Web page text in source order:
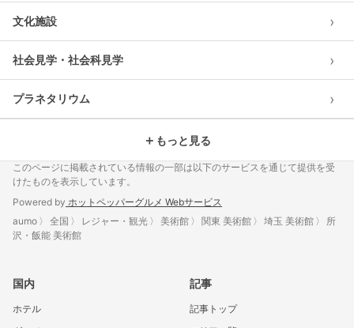
文化施設 ›
社会見学・社会科見学 ›
プラネタリウム ›
＋ もっと見る
このページに掲載されている情報の一部は以下のサービスを通じて提供を受
けたものを表示しています。
Powered by ホットペッパーグルメ Webサービス
aumo
全国 レジャー・観光 美術館 関東 美術館 埼玉 美術館
所
沢・飯能 美術館
国内
ホテル
記事
記事トップ